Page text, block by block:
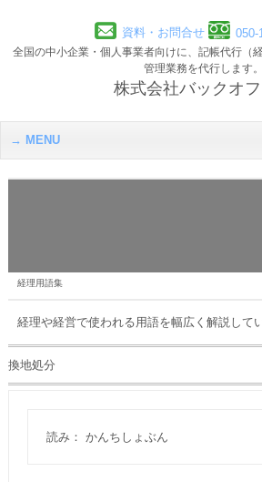
資料・お問合せ 050-
全国の中小企業・個人事業者向けに、記帳代行（
管理業務を代行します。
株式会社バックオ
MENU
経理用語集
経理や経営で使われる用語を幅広く解説して
換地処分
読み： かんちしょぶん